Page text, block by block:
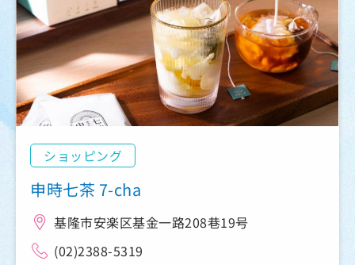
ショッピング
申時七茶 7-cha
基隆市安楽区基金一路208巷19号
(02)2388-5319